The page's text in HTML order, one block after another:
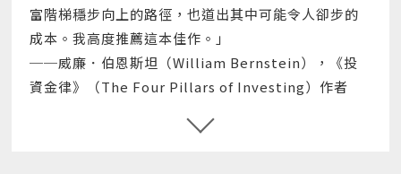
富階梯穩步向上的路徑，也道出其中可能令人卻步的
成本。我高度推薦這本佳作。」
──威廉．伯恩斯坦（William Bernstein），《投
資金律》（The Four Pillars of Investing）作者
「對金錢的看法，會隨人生階段而改變。我是在反覆